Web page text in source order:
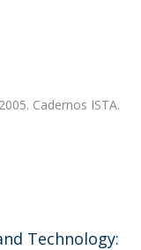
Cadernos ISTA.
Technology: